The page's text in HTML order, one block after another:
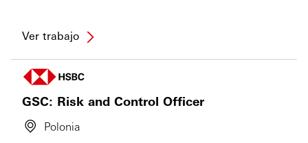
Ver trabajo
GSC: Risk and Control Officer
Polonia